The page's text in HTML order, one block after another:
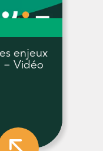
enjeux
– Vidéo